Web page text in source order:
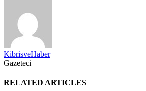
KibrisveHaber
Gazeteci
RELATED ARTICLES